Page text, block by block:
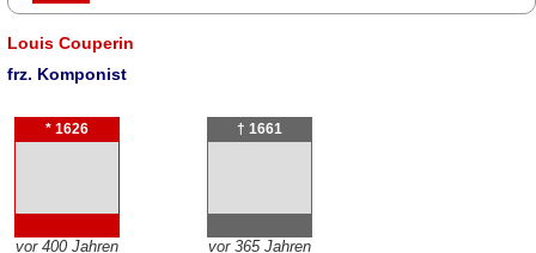
Louis Couperin
frz. Komponist
* 1626
vor 400 Jahren
† 1661
vor 365 Jahren